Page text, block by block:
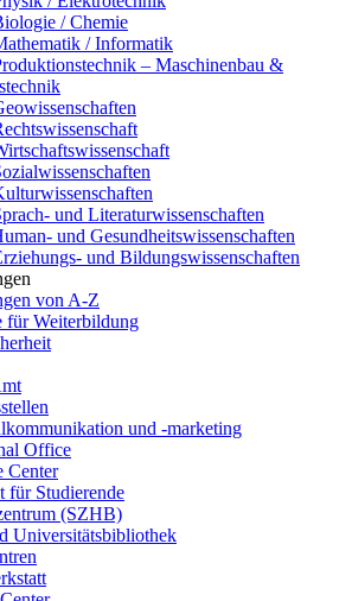
/ Chemie
/ Informatik
– Maschinenbau &
und Literaturwissenschaften
und Gesundheitswissenschaften
und Bildungswissenschaften
von A-Z
für Weiterbildung
und -marketing
Office
Center
für Studierende
(SZHB)
Universitätsbibliothek